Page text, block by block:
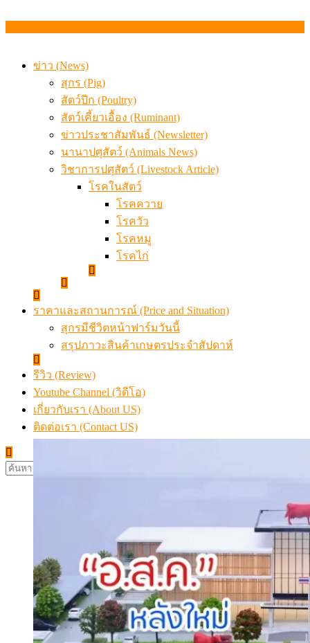
ข่าว (News)
สุกร (Pig)
สัตว์ปีก (Poultry)
สัตว์เคี้ยวเอื้อง (Ruminant)
ข่าวประชาสัมพันธ์ (Newsletter)
นานาปศุสัตว์ (Animals News)
วิชาการปศุสัตว์ (Livestock Article)
โรคในสัตว์
โรคควาย
โรควัว
โรคหมู
โรคไก่
ราคาและสถานการณ์ (Price and Situation)
สุกรมีชีวิตหน้าฟาร์มวันนี้
สรุปภาวะสินค้าเกษตรประจำสัปดาห์
รีวิว (Review)
Youtube Channel (วิดีโอ)
เกี่ยวกับเรา (About US)
ติดต่อเรา (Contact US)
ค้นหา